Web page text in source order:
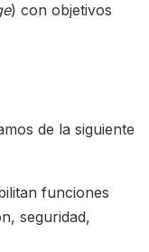
) con objetivos
de la siguiente
funciones
seguridad,